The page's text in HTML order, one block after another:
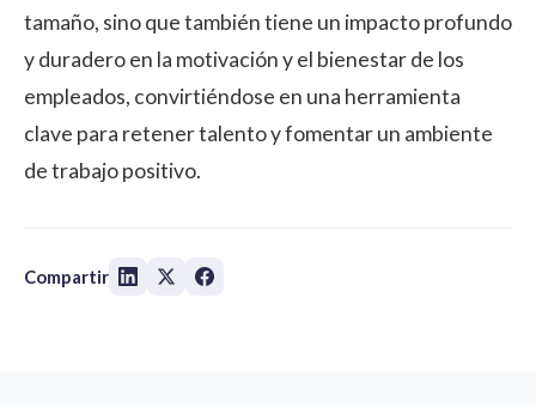
tamaño, sino que también tiene un impacto profundo
y duradero en la motivación y el bienestar de los
empleados, convirtiéndose en una herramienta
clave para retener talento y fomentar un ambiente
de trabajo positivo.
Compartir